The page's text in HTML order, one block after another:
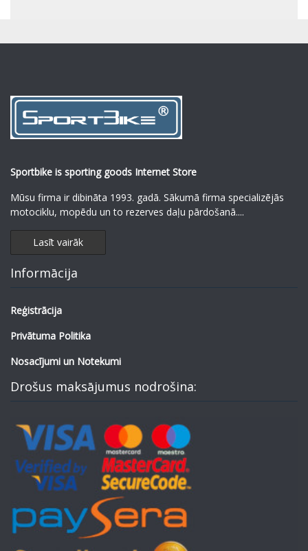
Sportbike is sporting goods Internet Store
Mūsu firma ir dibināta 1993. gadā. Sākumā firma specializējās
motociklu, mopēdu un to rezerves daļu pārdošanā....
Lasīt vairāk
Informācija
Reģistrācija
Privātuma Politika
Nosacījumi un Notekumi
Drošus maksājumus nodrošina: